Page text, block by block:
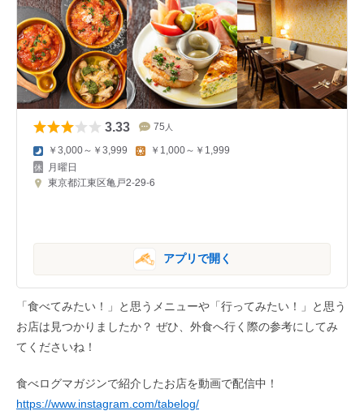
3.33 75 人
￥3,000～￥3,999 ￥1,000～￥1,999
月曜日
東京都江東区亀戸2-29-6
アプリで開く
「食べてみたい！」と思うメニューや「行ってみたい！」と思う
お店は見つかりましたか？ ぜひ、外食へ行く際の参考にしてみ
てくださいね！
食べログマガジンで紹介したお店を動画で配信中！
https://www.instagram.com/tabelog/